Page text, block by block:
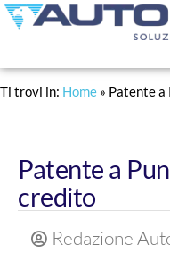
Ti trovi in: Home » Patente a
Patente a
credito
Redazione